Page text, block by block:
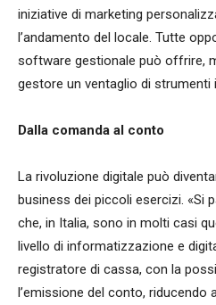
iniziative di marketing
l’andamento del locale. Tutte
software gestionale può offrire,
gestore un ventaglio di strumenti
Dalla comanda al conto
La rivoluzione digitale può
business dei piccoli esercizi. «Si
che, in Italia, sono in molti casi
livello di informatizzazione e
registratore di cassa, con la
l’emissione del conto, riducendo